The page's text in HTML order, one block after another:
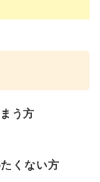
う方
くない方